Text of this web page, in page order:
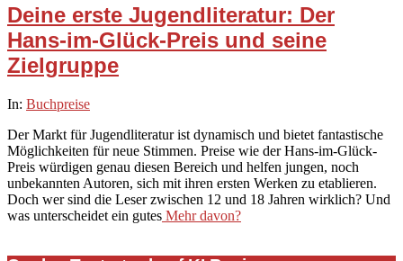
Deine erste Jugendliteratur: Der
Hans-im-Glück-Preis und seine
Zielgruppe
2026-
17
In: Buchpreise
Der Markt für Jugendliteratur ist dynamisch und bietet fantastische
Möglichkeiten für neue Stimmen. Preise wie der Hans-im-Glück-
Preis würdigen genau diesen Bereich und helfen jungen, noch
unbekannten Autoren, sich mit ihren ersten Werken zu etablieren.
Doch wer sind die Leser zwischen 12 und 18 Jahren wirklich? Und
was unterscheidet ein gutes Mehr davon?